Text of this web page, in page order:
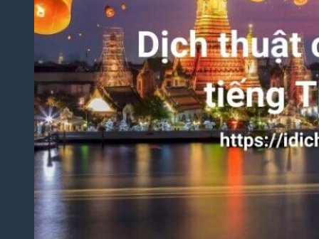
Thuật
Luận
Văn –
Luận
Án
Dịch
Thuật
Toàn
Bộ
Website
Dịch
Thuật
Bệnh